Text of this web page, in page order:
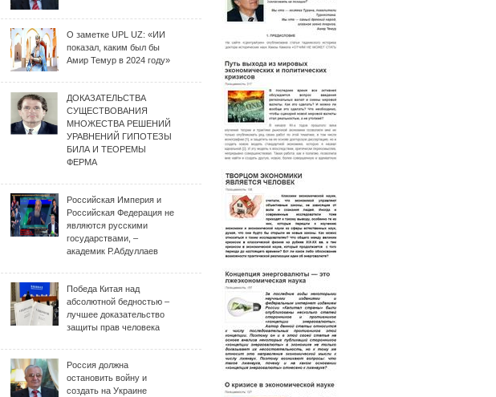
О заметке UPL UZ: «ИИ
показал, каким был бы
Амир Темур в 2024 году»
ДОКАЗАТЕЛЬСТВА
СУЩЕСТВОВАНИЯ
МНОЖЕСТВА РЕШЕНИЙ
УРАВНЕНИЙ ГИПОТЕЗЫ
БИЛА И ТЕОРЕМЫ
ФЕРМА
Российская Империя и
Российская Федерация не
являются русскими
государствами, –
академик Р.Абдуллаев
Победа Китая над
абсолютной бедностью –
лучшее доказательство
защиты прав человека
Россия должна
остановить войну и
создать на Украине